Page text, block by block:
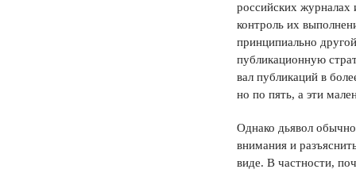
российских
контроль их
принципиально
публикационную
вал публикаций в
но по пять, а эти
Однако дьявол
внимания и
виде. В частности,